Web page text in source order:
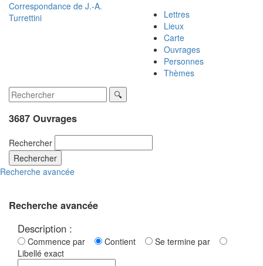
Correspondance de J.-A.
Turrettini
Lettres
Lieux
Carte
Ouvrages
Personnes
Thèmes
3687 Ouvrages
Rechercher
Rechercher
Recherche avancée
Recherche avancée
Description :
Commence par Contient
Se termine par
Libellé exact